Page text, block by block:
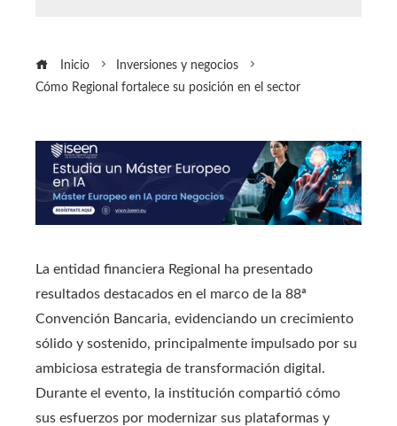
Inicio
Inversiones y negocios
Cómo Regional fortalece su posición en el sector
La entidad financiera Regional ha presentado
resultados destacados en el marco de la 88ª
Convención Bancaria, evidenciando un crecimiento
sólido y sostenido, principalmente impulsado por su
ambiciosa estrategia de transformación digital.
Durante el evento, la institución compartió cómo
sus esfuerzos por modernizar sus plataformas y